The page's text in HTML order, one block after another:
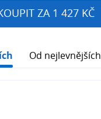
ZA 1 427 KČ
Od nejlevnějších